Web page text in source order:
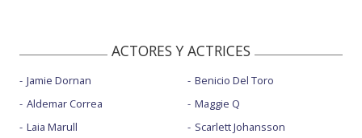
ACTORES Y ACTRICES
Jamie Dornan
Aldemar Correa
Laia Marull
Benicio Del Toro
Maggie Q
Scarlett Johansson